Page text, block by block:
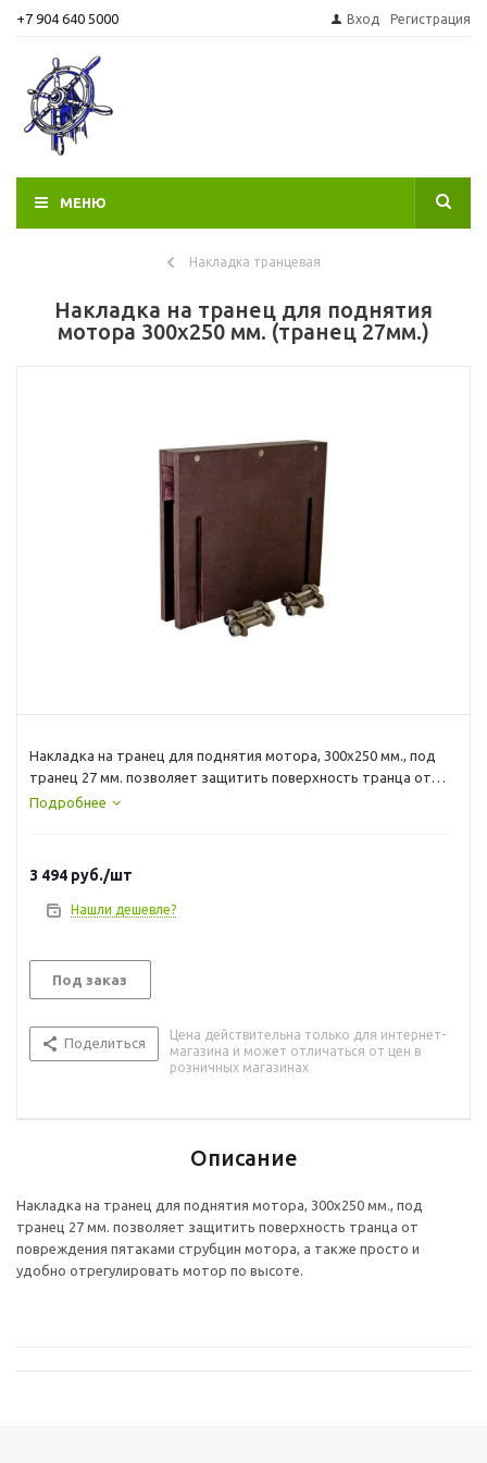
+7 904 640 5000 Вход Регистрация
МЕНЮ
Накладка транцевая
Накладка на транец для поднятия
мотора 300х250 мм. (транец 27мм.)
Накладка на транец для поднятия мотора, 300х250 мм., под
транец 27 мм. позволяет защитить поверхность транца от
повреждения пятаками струбцин мотора, а также просто и
Подробнее
3 494 руб./шт
Нашли дешевле?
Под заказ
Поделиться
Цена действительна только для интернет-
магазина и может отличаться от цен в
розничных магазинах
Описание
Накладка на транец для поднятия мотора, 300х250 мм., под
транец 27 мм. позволяет защитить поверхность транца от
повреждения пятаками струбцин мотора, а также просто и
удобно отрегулировать мотор по высоте.